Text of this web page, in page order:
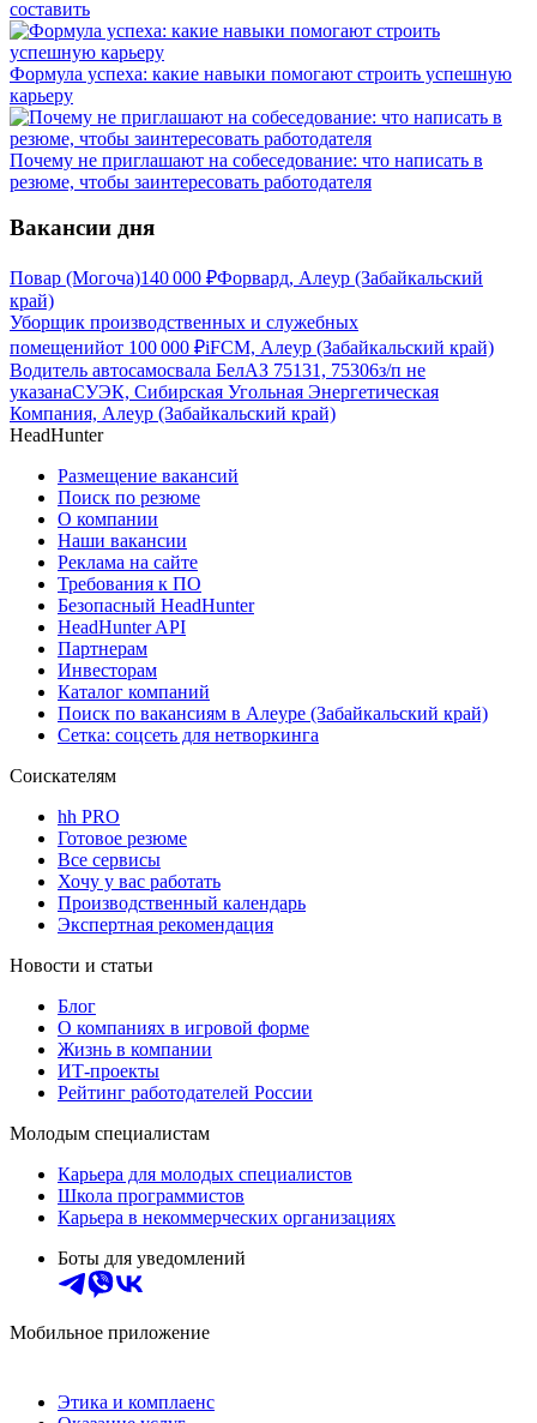
составить
Формула успеха: какие навыки помогают строить успешную
карьеру
Почему не приглашают на собеседование: что написать в
резюме, чтобы заинтересовать работодателя
Вакансии дня
Повар (Могоча)140 000 ₽Форвард, Алеур (Забайкальский
край)
Уборщик производственных и служебных
помещенийот 100 000 ₽iFCM, Алеур (Забайкальский край)
Водитель автосамосвала БелАЗ 75131, 75306з/п не
указанаСУЭК, Сибирская Угольная Энергетическая
Компания, Алеур (Забайкальский край)
HeadHunter
Размещение вакансий
Поиск по резюме
О компании
Наши вакансии
Реклама на сайте
Требования к ПО
Безопасный HeadHunter
HeadHunter API
Партнерам
Инвесторам
Каталог компаний
Поиск по вакансиям в Алеуре (Забайкальский край)
Сетка: соцсеть для нетворкинга
Соискателям
hh PRO
Готовое резюме
Все сервисы
Хочу у вас работать
Производственный календарь
Экспертная рекомендация
Новости и статьи
Блог
О компаниях в игровой форме
Жизнь в компании
ИТ-проекты
Рейтинг работодателей России
Молодым специалистам
Карьера для молодых специалистов
Школа программистов
Карьера в некоммерческих организациях
Боты для уведомлений
Мобильное приложение
Этика и комплаенс